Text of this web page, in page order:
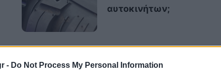
- Do Not Process My Personal Information
αυτοκινήτων;
υπερσυμπιεστή (turbocharger)
τους, βελτιώνοντας την αποδοτικότητα